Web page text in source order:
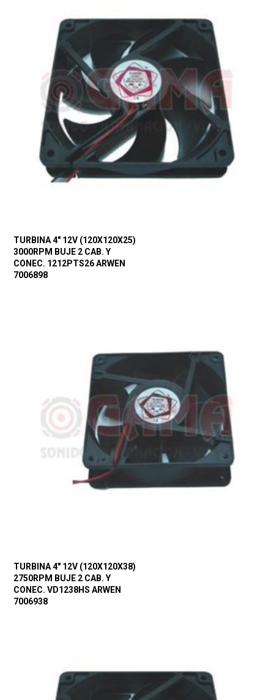
TURBINA 4″ 12V (120X120X25)
3000RPM BUJE 2 CAB. Y
CONEC. 1212PTS26 ARWEN
7006898
TURBINA 4″ 12V (120X120X38)
2750RPM BUJE 2 CAB. Y
CONEC. VD1238HS ARWEN
7006938